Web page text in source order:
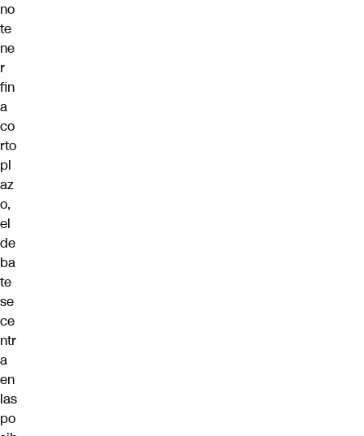
no
te
ne
r
fin
a
co
rto
pl
az
o,
el
de
ba
te
se
ce
ntr
a
en
las
po